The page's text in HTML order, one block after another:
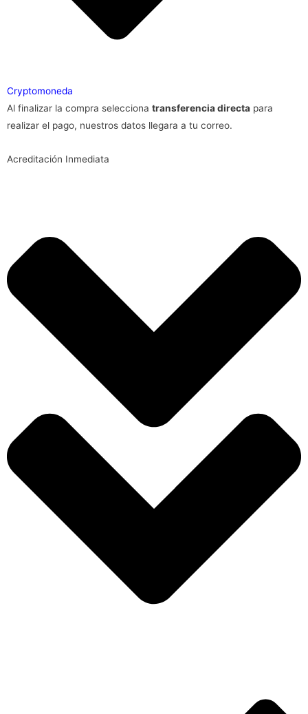
Cryptomoneda
Al finalizar la compra selecciona transferencia directa para
realizar el pago, nuestros datos llegara a tu correo.
Acreditación Inmediata